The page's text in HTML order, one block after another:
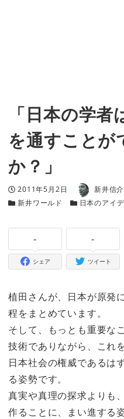
「日本の学
を通すことが
か？」
投稿日
2011年5月2日 著者 新井信介
カテゴリー
新井ワールド カテゴリー
日本のアイ
-
シェア
-
ツイート
植田さんが、日本が原発
程をまとめています。
そして、もっとも重要な
技術でありながら、これ
日本社会の権威であるは
る姿勢です。
真実や真理の探求よりも
作ることに、まい進する姿